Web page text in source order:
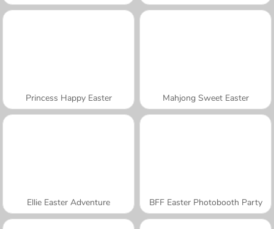
Princess Happy Easter Mahjong Sweet Easter
Ellie Easter Adventure BFF Easter Photobooth Party